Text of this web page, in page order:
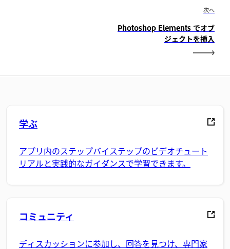
次へ
Photoshop Elements でオブ
ジェクトを挿入
学ぶ
アプリ内のステップバイステップのビデオチュート
リアルと実践的なガイダンスで学習できます。
コミュニティ
ディスカッションに参加し、回答を見つけ、専門家